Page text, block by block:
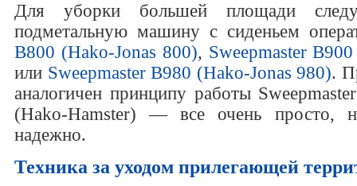
Для уборки большей площади
подметальную машину с сиденьем
B800 (Hako-Jonas 800), Sweepmaster
или Sweepmaster B980 (Hako-Jonas 980).
аналогичен принципу работы
(Hako-Hamster) — все очень просто,
надежно.
Техника за уходом прилегающей